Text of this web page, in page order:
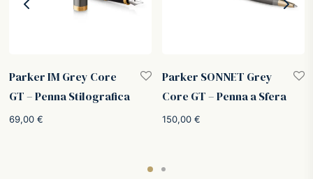
Parker IM Grey Core
GT – Penna Stilografica
69,00 €
Parker SONNET Grey
Core GT – Penna a Sfera
150,00 €